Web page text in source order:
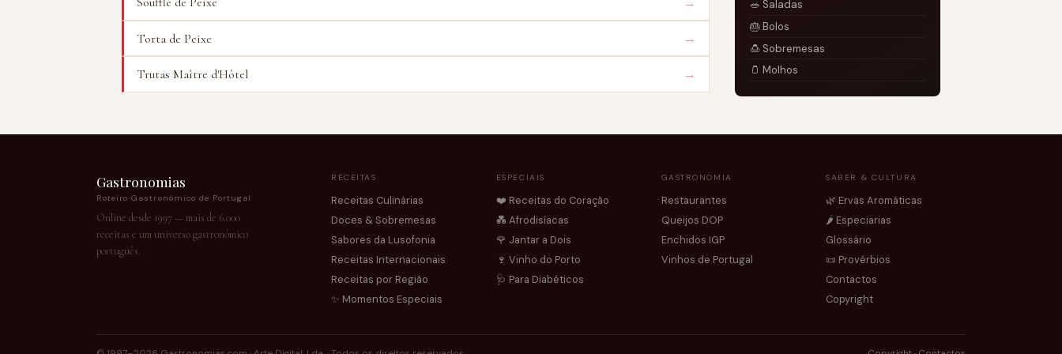
Torta de Peixe →
Trutas Maître d'Hôtel →
🥗 Saladas
🎂 Bolos
🍮 Sobremesas
🫙 Molhos
Gastronomias
Roteiro Gastronómico de Portugal
Online desde 1997 — mais de 6.000
receitas e um universo gastronómico
português.
RECEITAS
Receitas Culinárias
Doces & Sobremesas
Sabores da Lusofonia
Receitas Internacionais
Receitas por Região
✨ Momentos Especiais
ESPECIAIS
❤️ Receitas do Coração
💑 Afrodisíacas
🌹 Jantar a Dois
🍷 Vinho do Porto
🩺 Para Diabéticos
GASTRONOMIA
Restaurantes
Queijos DOP
Enchidos IGP
Vinhos de Portugal
SABER & CULTURA
🌿 Ervas Aromáticas
🌶️ Especiarias
Glossário
📜 Provérbios
Contactos
Copyright